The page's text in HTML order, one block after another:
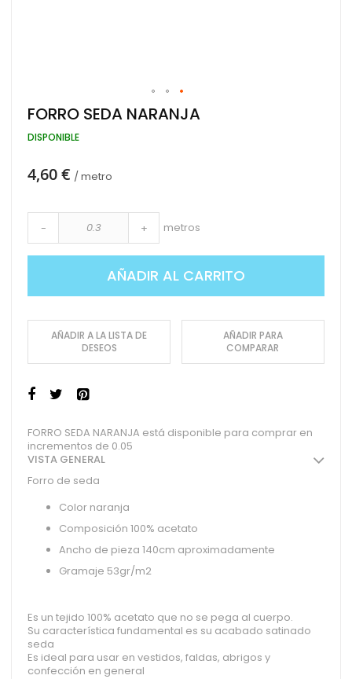
Saltar
al
comienzo
galería
FORRO SEDA NARANJA
DISPONIBLE
4,60 € / metro
- + metros
AÑADIR AL CARRITO
AÑADIR A LA LISTA DE
DESEOS
AÑADIR PARA
COMPARAR
FORRO SEDA NARANJA está disponible para comprar en
incrementos de 0.05
VISTA GENERAL
Forro de seda
Color naranja
Composición 100% acetato
Ancho de pieza 140cm aproximadamente
Gramaje 53gr/m2
Es un tejido 100% acetato que no se pega al cuerpo.
Su característica fundamental es su acabado satinado
seda
Es ideal para usar en vestidos, faldas, abrigos y
confección en general